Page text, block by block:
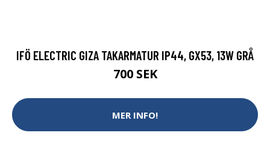
IFÖ ELECTRIC GIZA TAKARMATUR IP44, GX53, 13W GRÅ
700 SEK
MER INFO!